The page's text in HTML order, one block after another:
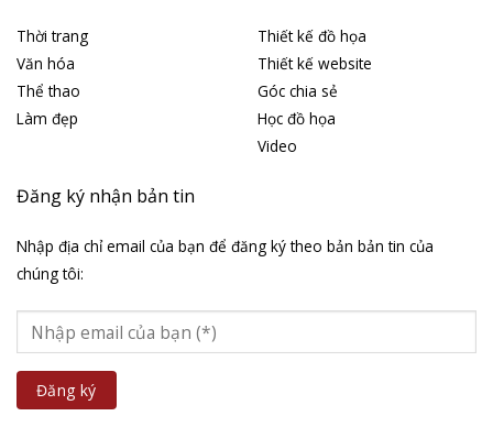
Thời trang
Văn hóa
Thể thao
Làm đẹp
Thiết kế đồ họa
Thiết kế website
Góc chia sẻ
Học đồ họa
Video
Đăng ký nhận bản tin
Nhập địa chỉ email của bạn để đăng ký theo bản bản tin của
chúng tôi: